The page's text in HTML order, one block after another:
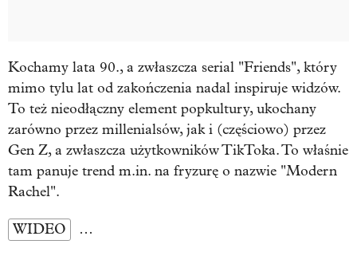
Kochamy lata 90., a zwłaszcza serial "Friends", który
mimo tylu lat od zakończenia nadal inspiruje widzów.
To też nieodłączny element popkultury, ukochany
zarówno przez millenialsów, jak i (częściowo) przez
Gen Z, a zwłaszcza użytkowników TikToka. To właśnie
tam panuje trend m.in. na fryzurę o nazwie "Modern
Rachel".
WIDEO …